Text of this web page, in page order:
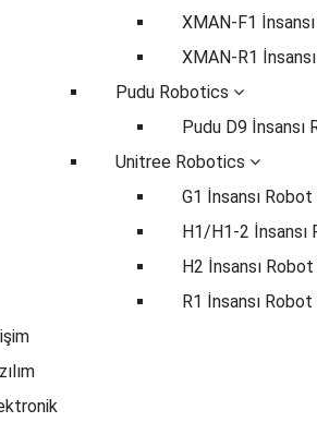
XMAN-F1
XMAN-R1
Pudu Robotics
Pudu D9 İnsansı
Unitree Robotics
G1 İnsansı Robot
H1/H1-2 İnsansı
H2 İnsansı Robot
R1 İnsansı Robot